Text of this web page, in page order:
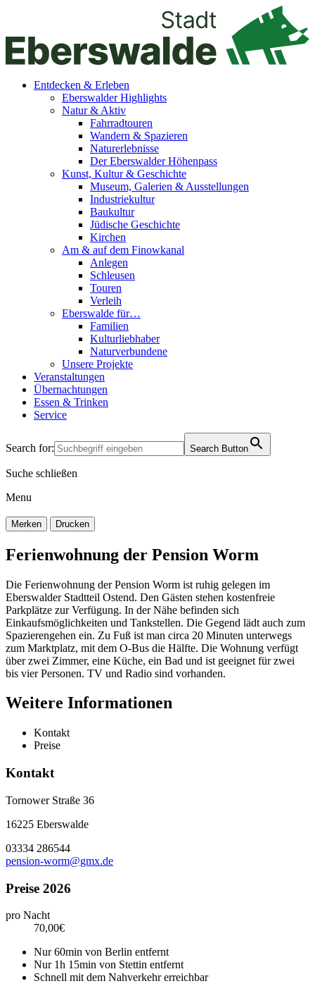
Entdecken & Erleben
Eberswalder Highlights
Natur & Aktiv
Fahrradtouren
Wandern & Spazieren
Naturerlebnisse
Der Eberswalder Höhenpass
Kunst, Kultur & Geschichte
Museum, Galerien & Ausstellungen
Industriekultur
Baukultur
Jüdische Geschichte
Kirchen
Am & auf dem Finowkanal
Anlegen
Schleusen
Touren
Verleih
Eberswalde für…
Familien
Kulturliebhaber
Naturverbundene
Unsere Projekte
Veranstaltungen
Übernachtungen
Essen & Trinken
Service
Search for: Search Button
Suche schließen
Menu
Merken Drucken
Ferienwohnung der Pension Worm
Die Ferienwohnung der Pension Worm ist ruhig gelegen im
Eberswalder Stadtteil Ostend. Den Gästen stehen kostenfreie
Parkplätze zur Verfügung. In der Nähe befinden sich
Einkaufsmöglichkeiten und Tankstellen. Die Gegend lädt auch zum
Spazierengehen ein. Zu Fuß ist man circa 20 Minuten unterwegs
zum Marktplatz, mit dem O-Bus die Hälfte. Die Wohnung verfügt
über zwei Zimmer, eine Küche, ein Bad und ist geeignet für zwei
bis vier Personen. TV und Radio sind vorhanden.
Weitere Informationen
Kontakt
Preise
Kontakt
Tornower Straße 36
16225 Eberswalde
03334 286544
pension-worm@gmx.de
Preise 2026
pro Nacht
70,00€
Nur 60min von Berlin entfernt
Nur 1h 15min von Stettin entfernt
Schnell mit dem Nahverkehr erreichbar